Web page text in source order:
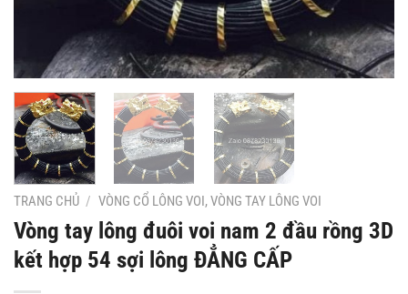
TRANG CHỦ / VÒNG CỔ LÔNG VOI, VÒNG TAY LÔNG VOI
Vòng tay lông đuôi voi nam 2 đầu rồng 3D
kết hợp 54 sợi lông ĐẲNG CẤP